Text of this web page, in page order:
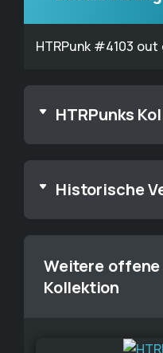
HTRPunk #4103 out
HTRPunks
Historische
Weitere
Kollektion